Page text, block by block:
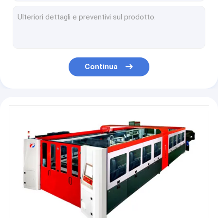
Rulli regolabili 540r/min del correggiato falciatore pesante/a uso medio della Banca della fossa del bordo
Falciatore esterno della Banca della fossa del PTO del passo del trattore adatto a manutenzione del bordo della strada
Diametro del rullo del falciatore 194mm del correggiato della Banca del PTO 540r/Min Medium Duty Movable Ditch
Falciatore compatto 1790mm resistente 540r/Min PTO del correggiato di contrappeso del trattore per le banche della fossa
Continua